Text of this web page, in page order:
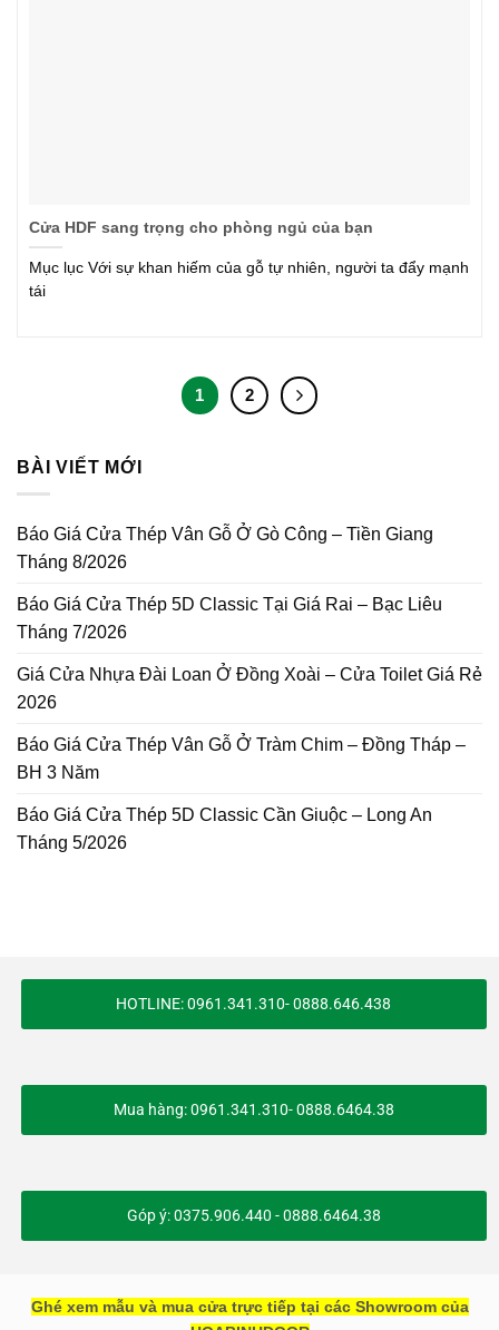
Cửa HDF sang trọng cho phòng ngủ của bạn
Mục lục Với sự khan hiếm của gỗ tự nhiên, người ta đẩy mạnh
tái
1 2
BÀI VIẾT MỚI
Báo Giá Cửa Thép Vân Gỗ Ở Gò Công – Tiền Giang
Tháng 8/2026
Báo Giá Cửa Thép 5D Classic Tại Giá Rai – Bạc Liêu
Tháng 7/2026
Giá Cửa Nhựa Đài Loan Ở Đồng Xoài – Cửa Toilet Giá Rẻ
2026
Báo Giá Cửa Thép Vân Gỗ Ở Tràm Chim – Đồng Tháp –
BH 3 Năm
Báo Giá Cửa Thép 5D Classic Cần Giuộc – Long An
Tháng 5/2026
HOTLINE: 0961.341.310- 0888.646.438
Mua hàng: 0961.341.310- 0888.6464.38
Góp ý: 0375.906.440 - 0888.6464.38
Ghé xem mẫu và mua cửa trực tiếp tại các Showroom của